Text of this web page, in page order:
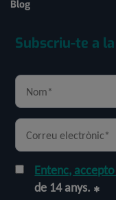
Blog
Subscriu-te a
Entenc,
de 14 anys.